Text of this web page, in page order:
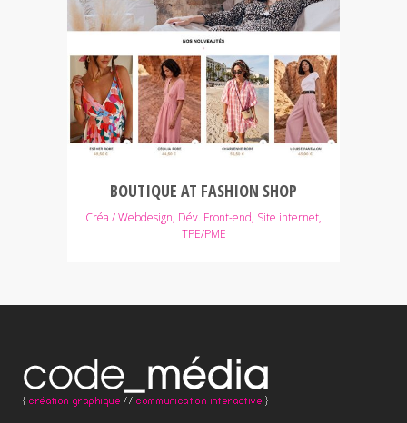
BOUTIQUE AT FASHION SHOP
Créa / Webdesign, Dév. Front-end, Site internet,
TPE/PME